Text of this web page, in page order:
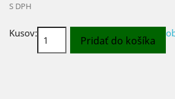
S DPH
Kusov:
Pridať do košíka